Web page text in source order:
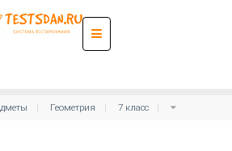
Геометрия 7 класс